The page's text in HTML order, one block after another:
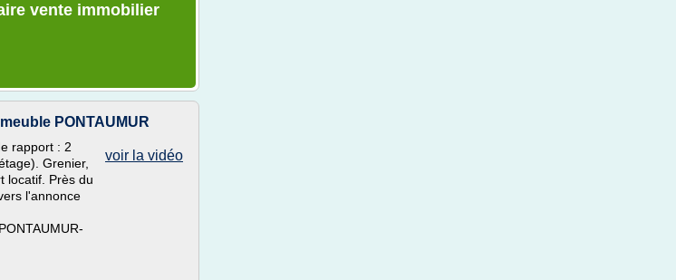
vente immobilier
PONTAUMUR
voir la vidéo
rapport : 2
Grenier,
locatif. Près du
l'annonce